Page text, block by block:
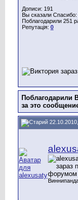
Дописи: 191
Вы сказали Спасибо:
Поблагодарили 251
Репутація: 0
Поблагодарили
за это